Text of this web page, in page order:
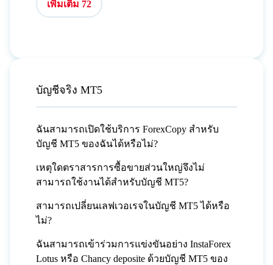
เพิ่มเติม 72
บัญชีจริง MT5
ฉันสามารถเปิดใช้บริการ ForexCopy สำหรับ
บัญชี MT5 ของฉันได้หรือไม่?
เหตุใดตราสารการซื้อขายส่วนใหญ่จึงไม่
สามารถใช้งานได้สำหรับบัญชี MT5?
สามารถเปลี่ยนเลฟเวอเรจในบัญชี MT5 ได้หรือ
ไม่?
ฉันสามารถเข้าร่วมการแข่งขันอย่าง InstaForex
Lotus หรือ Chancy deposite ด้วยบัญชี MT5 ของ